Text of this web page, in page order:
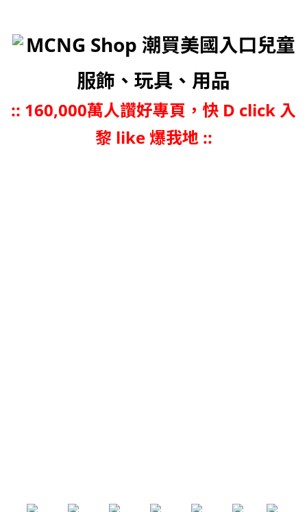
MCNG Shop 潮買美國入口兒童
服飾、玩具、用品
:: 160,000萬人讚好專頁，快 D click 入
黎 like 爆我地 ::